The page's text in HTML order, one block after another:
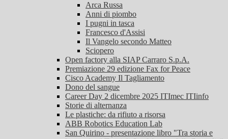
Arca Russa
Anni di piombo
I pugni in tasca
Francesco d'Assisi
Il Vangelo secondo Matteo
Sciopero
Open factory alla SIAP Carraro S.p.A.
Premiazione 29 edizione Fax for Peace
Cisco Academy Il Tagliamento
Dono del sangue
Career Day 2 dicembre 2025 ITImec ITIinfo
Storie di alternanza
Le plastiche: da rifiuto a risorsa
ABB Robotics Education Lab
San Quirino - presentazione libro "Tra storia e